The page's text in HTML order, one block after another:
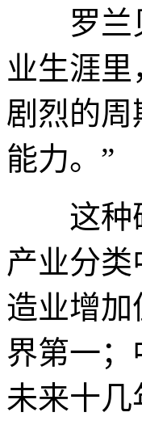
罗兰贝
业生涯
剧烈的
能力。”
这种确
产业分
造业增加
界第一
未来十